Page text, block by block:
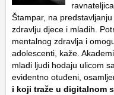
Štampar, na
zdravlju djece i mladih.
mentalnog zdravlja i
adolescenti, kaže.
mladi ljudi hodaju ulicom
evidentno otuđeni,
i koji traže u digitalnom